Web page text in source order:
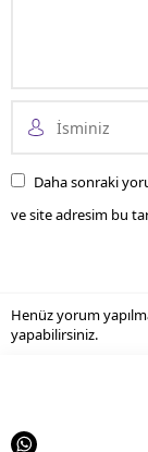
Daha sonraki
ve site adresim bu
Henüz yorum
yapabilirsiniz.